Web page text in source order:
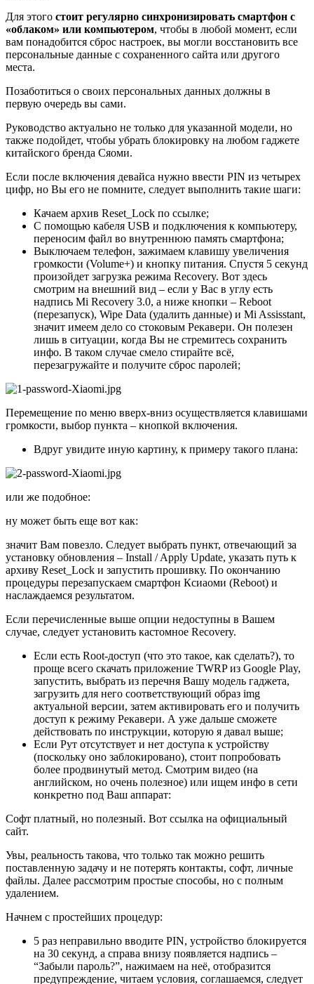
Для этого стоит регулярно синхронизировать смартфон с
«облаком» или компьютером, чтобы в любой момент, если
вам понадобится сброс настроек, вы могли восстановить все
персональные данные с сохраненного сайта или другого
места.
Позаботиться о своих персональных данных должны в
первую очередь вы сами.
Руководство актуально не только для указанной модели, но
также подойдет, чтобы убрать блокировку на любом гаджете
китайского бренда Сяоми.
Если после включения девайса нужно ввести PIN из четырех
цифр, но Вы его не помните, следует выполнить такие шаги:
Качаем архив Reset_Lock по ссылке;
С помощью кабеля USB и подключения к компьютеру,
переносим файл во внутреннюю память смартфона;
Выключаем телефон, зажимаем клавишу увеличения
громкости (Volume+) и кнопку питания. Спустя 5 секунд
произойдет загрузка режима Recovery. Вот здесь
смотрим на внешний вид – если у Вас в углу есть
надпись Mi Recovery 3.0, а ниже кнопки – Reboot
(перезапуск), Wipe Data (удалить данные) и Mi Assisstant,
значит имеем дело со стоковым Рекавери. Он полезен
лишь в ситуации, когда Вы не стремитесь сохранить
инфо. В таком случае смело стирайте всё,
перезагружайте и получите сброс паролей;
Перемещение по меню вверх-вниз осуществляется клавишами
громкости, выбор пункта – кнопкой включения.
Вдруг увидите иную картину, к примеру такого плана:
или же подобное:
ну может быть еще вот как:
значит Вам повезло. Следует выбрать пункт, отвечающий за
установку обновления – Install / Apply Update, указать путь к
архиву Reset_Lock и запустить прошивку. По окончанию
процедуры перезапускаем смартфон Ксиаоми (Reboot) и
наслаждаемся результатом.
Если перечисленные выше опции недоступны в Вашем
случае, следует установить кастомное Recovery.
Если есть Root-доступ (что это такое, как сделать?), то
проще всего скачать приложение TWRPиз Google Play,
запустить, выбрать из перечня Вашу модель гаджета,
загрузить для него соответствующий образ img
актуальной версии, затем активировать его и получить
доступ к режиму Рекавери. А уже дальше сможете
действовать по инструкции, которую я давал выше;
Если Рут отсутствует и нет доступа к устройству
(поскольку оно заблокировано), стоит попробовать
более продвинутый метод. Смотрим видео (на
английском, но очень полезное) или ищем инфо в сети
конкретно под Ваш аппарат:
Софт платный, но полезный. Вот ссылка на официальный
сайт.
Увы, реальность такова, что только так можно решить
поставленную задачу и не потерять контакты, софт, личные
файлы. Далее рассмотрим простые способы, но с полным
удалением.
Начнем с простейших процедур:
5 раз неправильно вводите PIN, устройство блокируется
на 30 секунд, а справа внизу появляется надпись –
“Забыли пароль?”, нажимаем на неё, отобразится
предупреждение, читаем условия, соглашаемся, следует